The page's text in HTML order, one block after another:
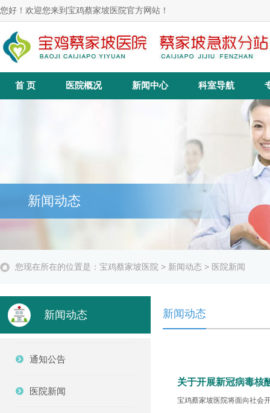
您好！欢迎您来到宝鸡蔡家坡医院官方网站！
首 页 医院概况 新闻中心 科室导航
新闻动态
您现在所在的位置是： 宝鸡蔡家坡医院 > 新闻动态 > 医院新闻
新闻动态
通知公告
医院新闻
新闻动态
关于开展新冠病毒核
宝鸡蔡家坡医院将面向社会